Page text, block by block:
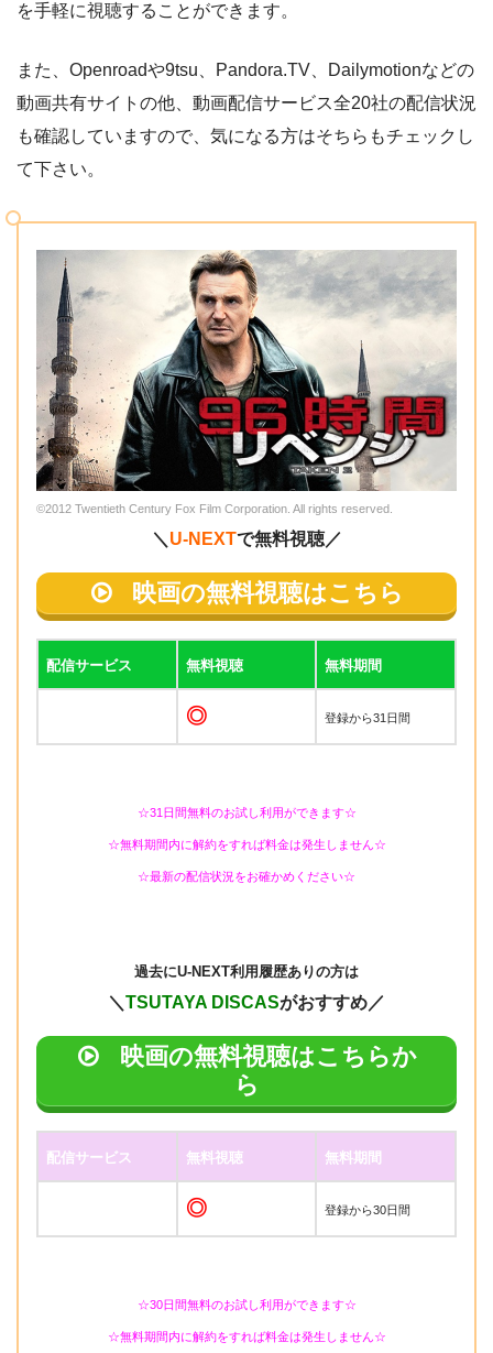
を手軽に視聴することができます。
また、Openroadや9tsu、Pandora.TV、Dailymotionなどの
動画共有サイトの他、動画配信サービス全20社の配信状況
も確認していますので、気になる方はそちらもチェックし
て下さい。
©2012 Twentieth Century Fox Film Corporation. All rights reserved.
＼ U-NEXTで無料視聴／
映画の無料視聴はこちら
配信サービス 無料視聴 無料期間
◎ 登録から31日間
☆31日間無料のお試し利用ができます☆
☆無料期間内に解約をすれば料金は発生しません☆
☆最新の配信状況をお確かめください☆
過去にU-NEXT利用履歴ありの方は
＼TSUTAYA DISCASがおすすめ／
映画の無料視聴はこちらか
ら
配信サービス 無料視聴 無料期間
◎ 登録から30日間
☆30日間無料のお試し利用ができます☆
☆無料期間内に解約をすれば料金は発生しません☆